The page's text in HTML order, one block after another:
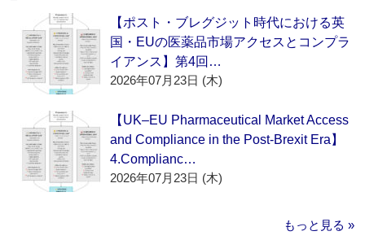
【ポスト・ブレグジット時代における英
国・EUの医薬品市場アクセスとコンプラ
イアンス】第4回…
2026年07月23日 (木)
【UK–EU Pharmaceutical Market Access
and Compliance in the Post-Brexit Era】
4.Complianc…
2026年07月23日 (木)
もっと見る »